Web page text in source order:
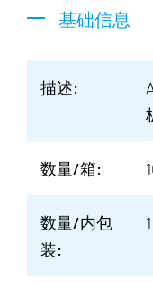
基础信息
描述:
数量/箱:
数量/内包
装:
1